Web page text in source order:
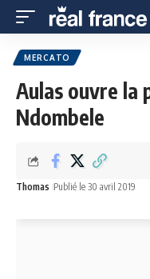
MERCATO
Aulas ouvre la
Ndombele
Thomas Publié le 30 avril 2019